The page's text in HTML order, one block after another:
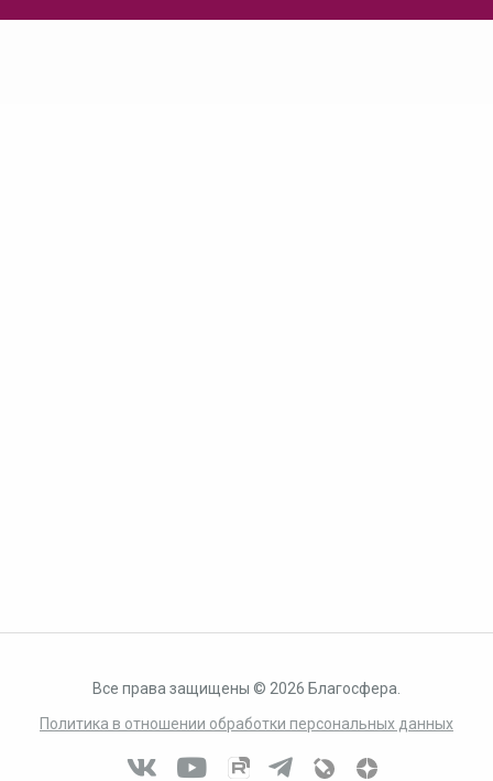
Все права защищены © 2026 Благосфера.
Политика в отношении обработки персональных данных